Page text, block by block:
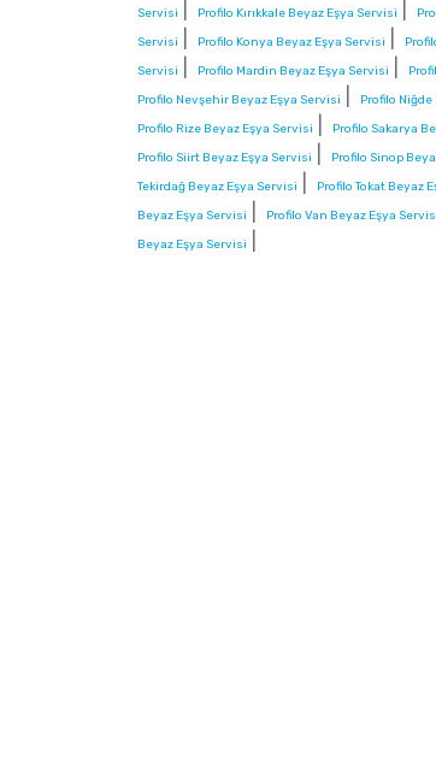
Servisi
Profilo Kırıkkale Beyaz Eşya Servisi
Servisi
Profilo Konya Beyaz Eşya Servisi
Servisi
Profilo Mardin Beyaz Eşya Servisi
Profilo Nevşehir Beyaz Eşya Servisi Profilo
Profilo Rize Beyaz Eşya Servisi Profilo Sakarya
Profilo Siirt Beyaz Eşya Servisi Profilo Sinop
Tekirdağ Beyaz Eşya Servisi
Profilo Tokat Beyaz
Beyaz Eşya Servisi
Profilo Van Beyaz Eşya
Beyaz Eşya Servisi